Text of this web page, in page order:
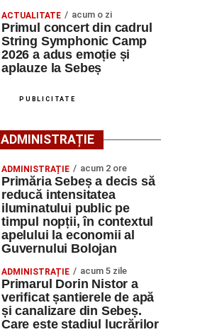
ACTUALITATE acum o zi
Primul concert din cadrul
String Symphonic Camp
2026 a adus emoție și
aplauze la Sebeș
PUBLICITATE
ADMINISTRAȚIE
ADMINISTRAȚIE acum 2 ore
Primăria Sebeș a decis să
reducă intensitatea
iluminatului public pe
timpul nopții, în contextul
apelului la economii al
Guvernului Bolojan
ADMINISTRAȚIE acum 5 zile
Primarul Dorin Nistor a
verificat șantierele de apă
și canalizare din Sebeș.
Care este stadiul lucrărilor